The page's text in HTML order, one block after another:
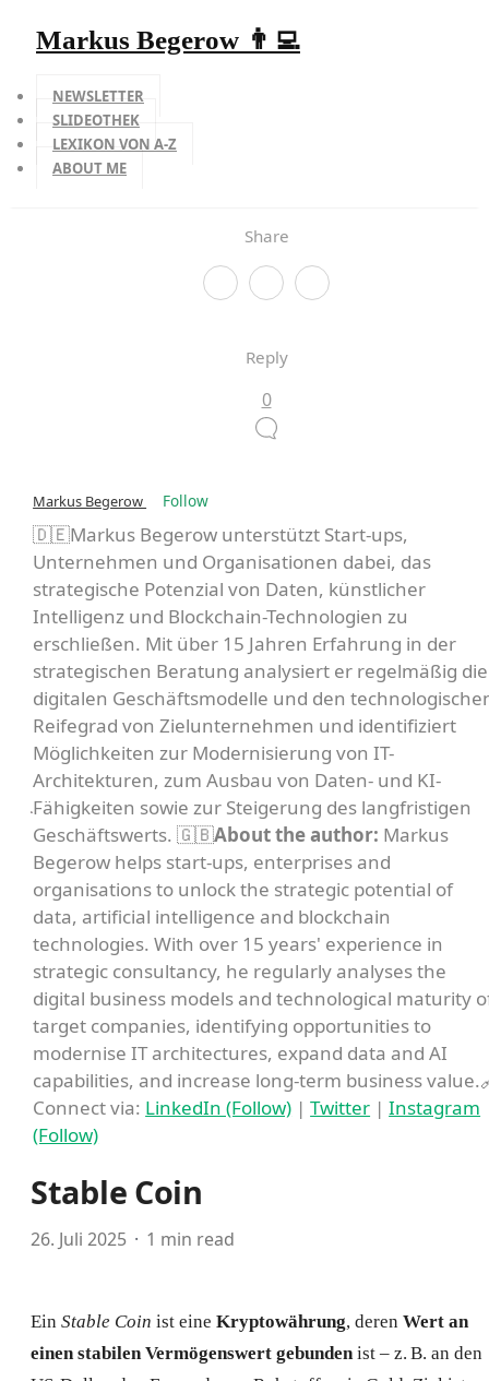
Markus Begerow 👨‍💻
NEWSLETTER
SLIDEOTHEK
LEXIKON VON A-Z
ABOUT ME
Share
Reply
0
Markus Begerow Follow
🇩🇪Markus Begerow unterstützt Start-ups,
Unternehmen und Organisationen dabei, das
strategische Potenzial von Daten, künstlicher
Intelligenz und Blockchain-Technologien zu
erschließen. Mit über 15 Jahren Erfahrung in der
strategischen Beratung analysiert er regelmäßig die
digitalen Geschäftsmodelle und den
Reifegrad von Zielunternehmen und identifiziert
Möglichkeiten zur Modernisierung von IT-
Architekturen, zum Ausbau von Daten- und KI-
Fähigkeiten sowie zur Steigerung des langfristigen
Geschäftswerts. 🇬🇧About the author: Markus
Begerow helps start-ups, enterprises and
organisations to unlock the strategic potential of
data, artificial intelligence and blockchain
technologies. With over 15 years' experience in
strategic consultancy, he regularly analyses the
digital business models and technological maturity
target companies, identifying opportunities to
modernise IT architectures, expand data and AI
capabilities, and increase long-term business
Connect via: LinkedIn (Follow) |Twitter |Instagram
(Follow)
Stable Coin
26. Juli 2025 1 min read
Ein Stable Coin ist eine Kryptowährung, deren Wert an
einen stabilen Vermögenswert gebundenist – z. B. an den